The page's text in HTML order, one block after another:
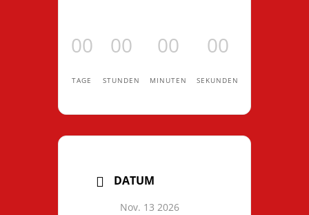
00
TAGE
00
STUNDEN
00
MINUTEN
00
SEKUNDEN
DATUM
Nov. 13 2026